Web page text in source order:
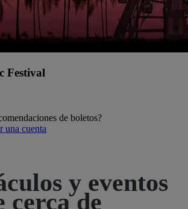
Festival
de boletos?
una cuenta
y eventos
cerca de